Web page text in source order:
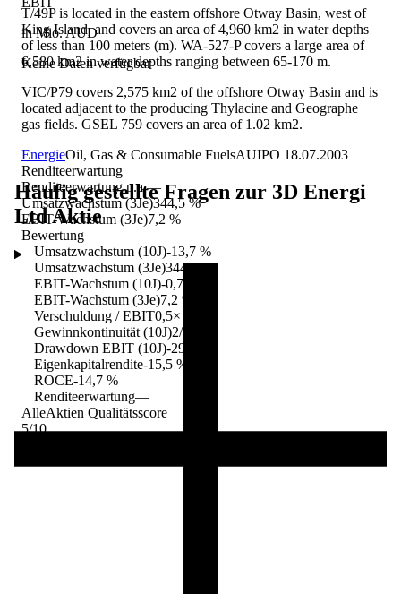
in Mio. AUD
Keine Daten verfügbar
Renditeerwartung
Renditeerwartung p.a.—
Umsatzwachstum (3Je)344,5 %
EBIT-Wachstum (3Je)7,2 %
Bewertung
Umsatzwachstum (10J)-13,7 %
Umsatzwachstum (3Je)344,5 %
EBIT-Wachstum (10J)-0,7 %
EBIT-Wachstum (3Je)7,2 %
Verschuldung / EBIT0,5×
Gewinnkontinuität (10J)2/10
Drawdown EBIT (10J)-29,1 %
Eigenkapitalrendite-15,5 %
ROCE-14,7 %
Renditeerwartung—
AlleAktien Qualitätsscore
5/10
T/49P is located in the eastern offshore Otway Basin, west of
King Island, and covers an area of 4,960 km2 in water depths
of less than 100 meters (m). WA-527-P covers a large area of
6,580 km2 in water depths ranging between 65-170 m.
VIC/P79 covers 2,575 km2 of the offshore Otway Basin and is
located adjacent to the producing Thylacine and Geographe
gas fields. GSEL 759 covers an area of 1.02 km2.
EnergieOil, Gas & Consumable FuelsAUIPO 18.07.2003
Häufig gestellte Fragen zur 3D Energi
LtdAktie